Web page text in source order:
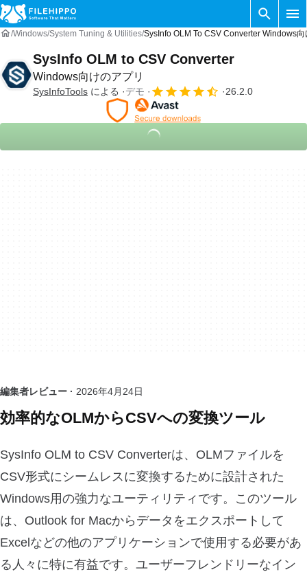
Windows System Tuning & Utilities SysInfo OLM To CSV Converter Windows
SysInfo OLM to CSV Converter
Windows向けのアプリ
SysInfoTools による デモ 26.2.0
編集者レビュー · 2026年4月24日
効率的なOLMからCSVへの変換ツール
SysInfo OLM to CSV Converterは、OLMファイルを
CSV形式にシームレスに変換するために設計された
Windows用の強力なユーティリティです。このツール
は、Outlook for Macからデータをエクスポートして
Excelなどの他のアプリケーションで使用する必要があ
る人々に特に有益です。ユーザーフレンドリーなイン